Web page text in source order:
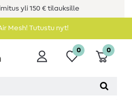
yli 150 € tilauksille
Mesh! Tutustu nyt!
0 0